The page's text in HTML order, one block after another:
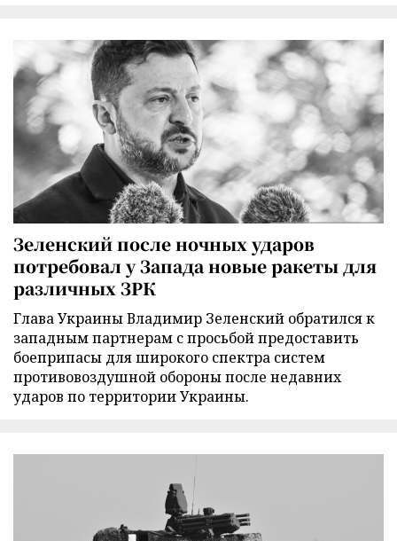
Зеленский после ночных ударов
потребовал у Запада новые ракеты для
различных ЗРК
Глава Украины Владимир Зеленский обратился к
западным партнерам с просьбой предоставить
боеприпасы для широкого спектра систем
противовоздушной обороны после недавних
ударов по территории Украины.